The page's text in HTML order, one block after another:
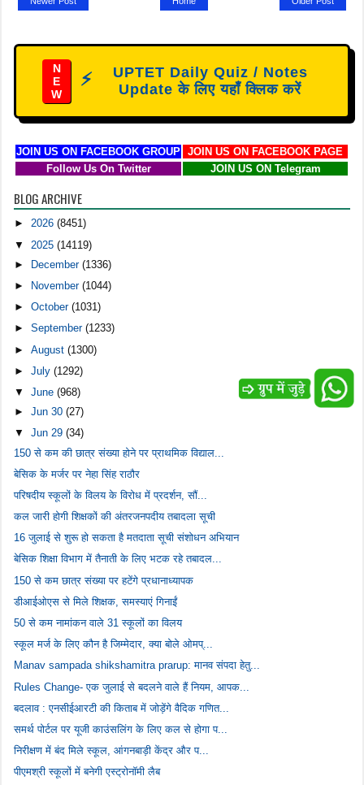
N
E
W
⚡
UPTET Daily Quiz / Notes
Update के लिए यहाँ क्लिक करें
JOIN US ON FACEBOOK GROUP
JOIN US ON FACEBOOK PAGE
Follow Us On Twitter
JOIN US ON Telegram
BLOG ARCHIVE
►2026(8451)
▼ 2025(14119)
►
December(1336)
►
November(1044)
►October(1031)
►September(1233)
►August(1300)
►July(1292)
▼June(968)
►Jun 30(27)
▼Jun 29(34)
150 से कम की छात्र संख्या होने पर प्राथमिक विद्याल...
बेसिक के मर्जर पर नेहा सिंह राठौर
परिषदीय स्कूलों के विलय के विरोध में प्रदर्शन, सौं...
कल जारी होगी शिक्षकों की अंतरजनपदीय तबादला सूची
16 जुलाई से शुरू हो सकता है मतदाता सूची संशोधन अभियान
बेसिक शिक्षा विभाग में तैनाती के लिए भटक रहे तबादल...
150 से कम छात्र संख्या पर हटेंगे प्रधानाध्यापक
डीआईओएस से मिले शिक्षक, समस्याएं गिनाईं
50 से कम नामांकन वाले 31 स्कूलों का विलय
स्कूल मर्ज के लिए कौन है जिम्मेदार, क्या बोले ओमप्...
Manav sampada shikshamitra prarup: मानव संपदा हेतु...
Rules Change- एक जुलाई से बदलने वाले हैं नियम, आपक...
बदलाव : एनसीईआरटी की किताब में जोड़ेंगे वैदिक गणित...
समर्थ पोर्टल पर यूजी काउंसलिंग के लिए कल से होगा प...
निरीक्षण में बंद मिले स्कूल, आंगनबाड़ी केंद्र और प...
पीएमश्री स्कूलों में बनेगी एस्ट्रोनॉमी लैब